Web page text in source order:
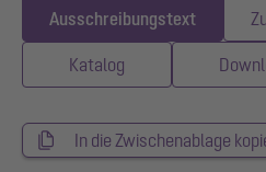
Ausschreibungstext
Katalog
In die Zwischenablage